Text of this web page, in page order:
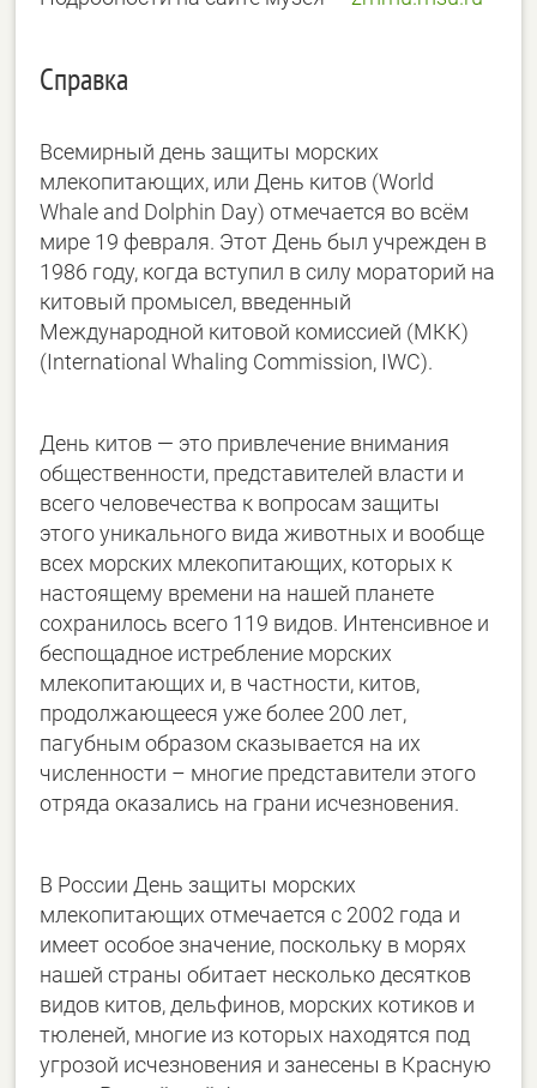
Справка
Всемирный день защиты морских
млекопитающих, или День китов (World
Whale and Dolphin Day) отмечается во всём
мире 19 февраля. Этот День был учрежден в
1986 году, когда вступил в силу мораторий на
китовый промысел, введенный
Международной китовой комиссией (МКК)
(International Whaling Commission, IWC).
День китов — это привлечение внимания
общественности, представителей власти и
всего человечества к вопросам защиты
этого уникального вида животных и вообще
всех морских млекопитающих, которых к
настоящему времени на нашей планете
сохранилось всего 119 видов. Интенсивное и
беспощадное истребление морских
млекопитающих и, в частности, китов,
продолжающееся уже более 200 лет,
пагубным образом сказывается на их
численности – многие представители этого
отряда оказались на грани исчезновения.
В России День защиты морских
млекопитающих отмечается с 2002 года и
имеет особое значение, поскольку в морях
нашей страны обитает несколько десятков
видов китов, дельфинов, морских котиков и
тюленей, многие из которых находятся под
угрозой исчезновения и занесены в Красную